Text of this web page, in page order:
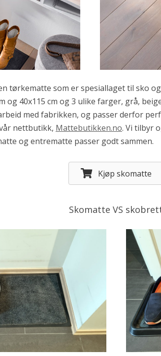
tørkematte som er spesiallaget til sko
og 40x115 cm og 3 ulike farger, grå,
med fabrikken, og passer derfor
nettbutikk, Mattebutikken.no. Vi tilbyr
og entrematte passer godt sammen.
Kjøp skomatte
Skomatte VS